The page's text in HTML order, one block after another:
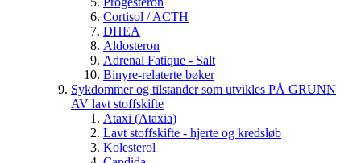
Cortisol / ACTH
DHEA
Aldosteron
Adrenal Fatique - Salt
Binyre-relaterte bøker
Sykdommer og tilstander som utvikles PÅ GRUNN
AV lavt stoffskifte
Ataxi (Ataxia)
Lavt stoffskifte - hjerte og kredsløb
Kolesterol